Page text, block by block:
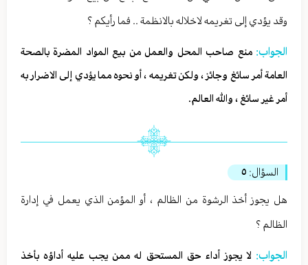
وقد يؤدي إلى تغريمه لاخلاله بالانظمة .. فما رأيكم ؟
الجواب:منع صاحب المحل والعمل من بيع المواد المضرة بالصحة
العامة أمر سائغ وجائز ، ولكن تغريمه ، أو نحوه مما يؤدي إلى الاضرار به
أمر غير سائغ ، والله العالم.
السؤال: ٥
هل يجوز أخذ الرشوة من الظالم ، أو المؤمن الذي يعمل في إدارة
الظالم ؟
الجواب: لا يجوز أداء حق المستحق له ممن يجب عليه أداؤه بأخذ